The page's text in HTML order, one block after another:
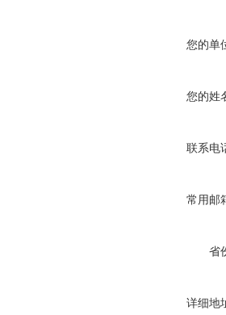
您的单
您的姓
联系电
常用邮
省
详细地